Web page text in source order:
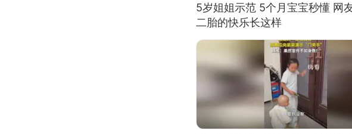
5岁姐姐示范 5个月宝宝秒懂 网
二胎的快乐长这样